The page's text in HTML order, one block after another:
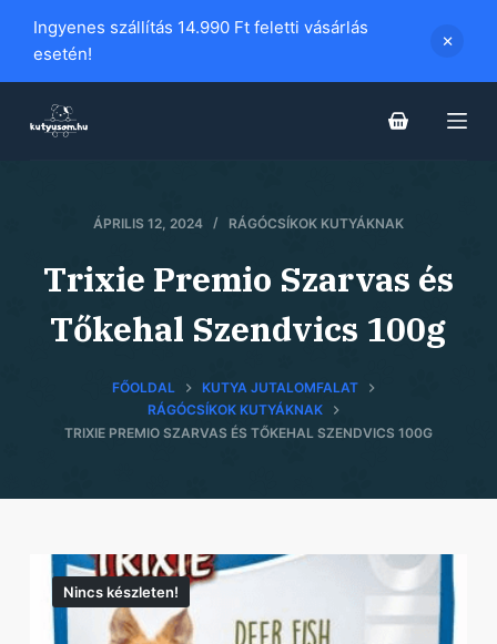
i
Ingyenes szállítás 14.990 Ft feletti vásárlás
esetén!
ÁPRILIS 12, 2024 RÁGÓCSÍKOK KUTYÁKNAK
Trixie Premio Szarvas és
Tőkehal Szendvics 100g
FŐOLDAL
KUTYA JUTALOMFALAT
RÁGÓCSÍKOK KUTYÁKNAK
TRIXIE PREMIO SZARVAS ÉS TŐKEHAL SZENDVICS 100G
Nincs készleten!